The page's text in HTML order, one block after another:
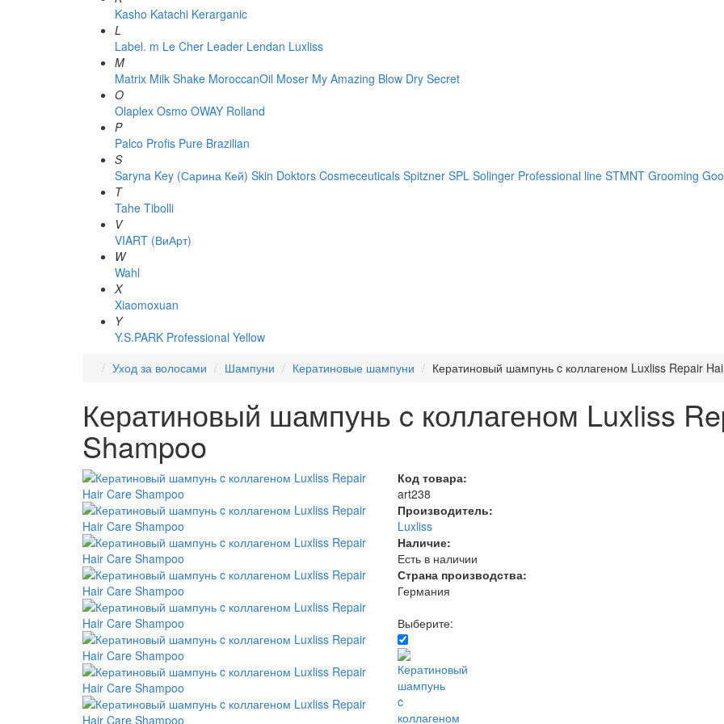
Kasho Katachi Kerarganic
L
Label. m Le Cher Leader Lendan Luxliss
M
Matrix Milk Shake MoroccanOil Moser My Amazing Blow Dry Secret
O
Olaplex Osmo OWAY Rolland
P
Palco Profis Pure Brazilian
S
Saryna Key (Сарина Кей) Skin Doktors Cosmeceuticals Spitzner SPL Solinger Professional line STMNT Grooming
T
Tahe Tibolli
V
VIART (ВиАрт)
W
Wahl
X
Xiaomoxuan
Y
Y.S.PARK Professional Yellow
Уход за волосами
Шампуни Кератиновые шампуни Кератиновый шампунь c коллагеном Luxliss Repair
Кератиновый шампунь c коллагеном Luxliss
Shampoo
Код товара:
art238
Производитель:
Luxliss
Наличие:
Есть в наличии
Страна производства:
Германия
Выберите: